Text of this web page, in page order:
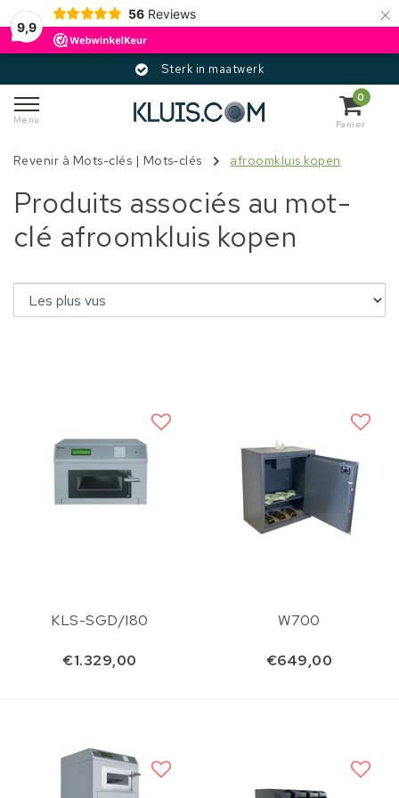
9,9
56 Reviews ×
Sterk in maatwerk
Menu
0
Panier
Revenir à Mots-clés | Mots-clés afroomkluis kopen
Produits associés au mot-
clé afroomkluis kopen
KLS-SGD/I80
€1.329,00
W700
€649,00